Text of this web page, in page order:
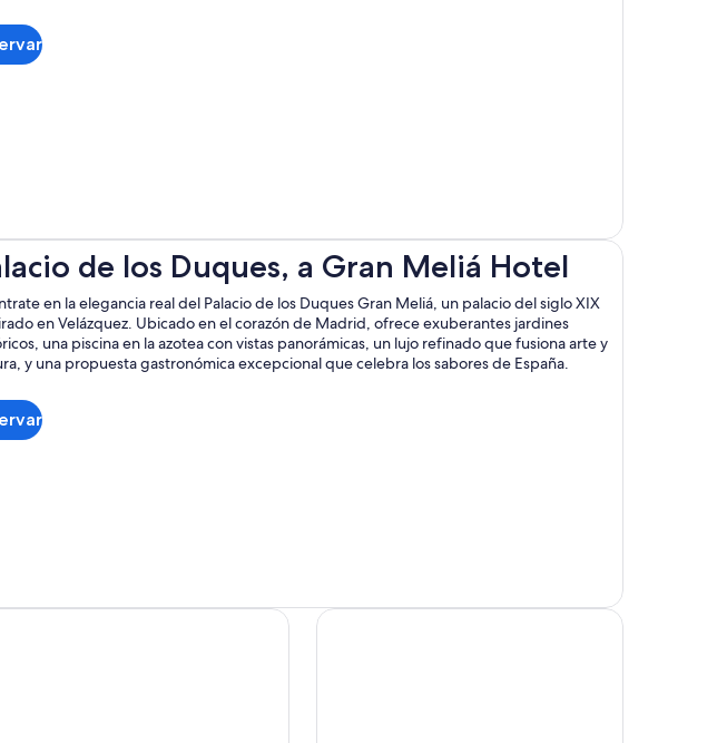
Se
de los Duques, a Gran Meliá Hotel
en la elegancia real del Palacio de los Duques Gran Meliá, un palacio del siglo XIX
en Velázquez. Ubicado en el corazón de Madrid, ofrece exuberantes jardines
una piscina en la azotea con vistas panorámicas, un lujo refinado que fusiona arte y
y una propuesta gastronómica excepcional que celebra los sabores de España.
Se